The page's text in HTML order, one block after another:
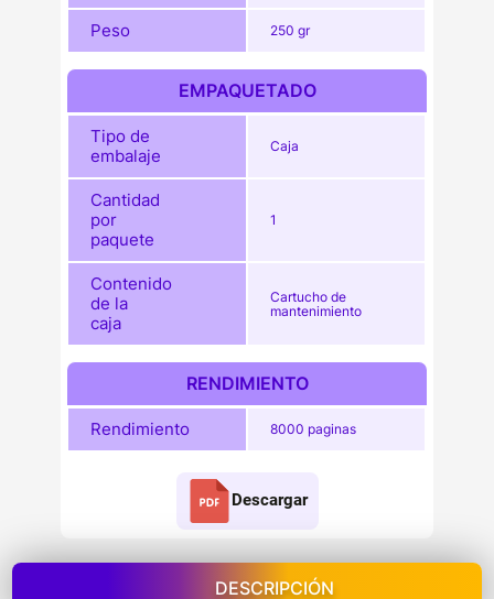
Peso 250 gr
EMPAQUETADO
Tipo de
embalaje
Caja
Cantidad
por
paquete
1
Contenido
de la
caja
Cartucho de
mantenimiento
RENDIMIENTO
Rendimiento 8000 paginas
Descargar
DESCRIPCIÓN